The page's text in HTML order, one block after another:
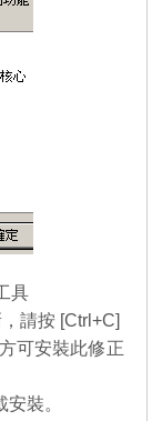
具
請按 [Ctrl+C]
可安裝此修正
安裝。